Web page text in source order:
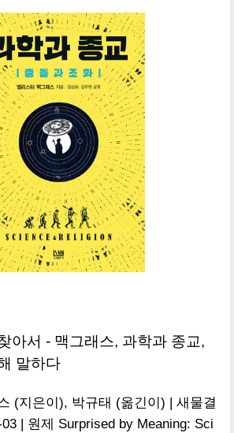
아서 - 맥그래스, 과학과 종교,
말하다
(지은이), 박규태 (옮긴이) | 새물결
| 원제 Surprised by Meaning: Sci